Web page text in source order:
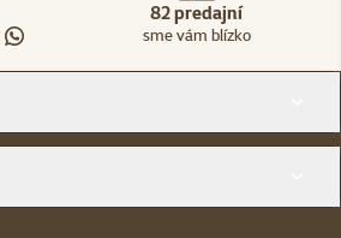
82 predajní
sme vám blízko